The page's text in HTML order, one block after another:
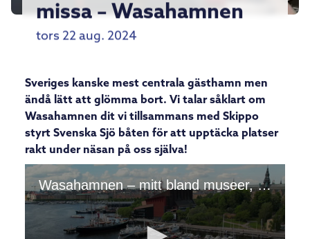
missa – Wasahamnen
tors 22 aug. 2024
Sveriges kanske mest centrala gästhamn men
ändå lätt att glömma bort. Vi talar såklart om
Wasahamnen dit vi tillsammans med Skippo
styrt Svenska Sjö båten för att upptäcka platser
rakt under näsan på oss själva!